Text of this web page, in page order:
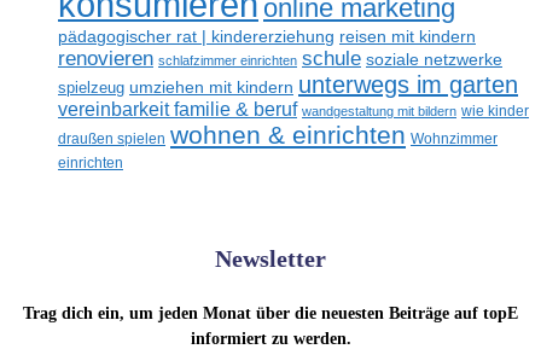
online marketing
pädagogischer rat | kindererziehung reisen mit kindern
renovieren schlafzimmer einrichten schule soziale netzwerke
spielzeug umziehen mit kindern unterwegs im garten
vereinbarkeit familie & beruf wandgestaltung mit bildern wie kinder
draußen spielen wohnen & einrichten Wohnzimmer
einrichten
Newsletter
Trag dich ein, um jeden Monat über die neuesten Beiträge auf topE
informiert zu werden.